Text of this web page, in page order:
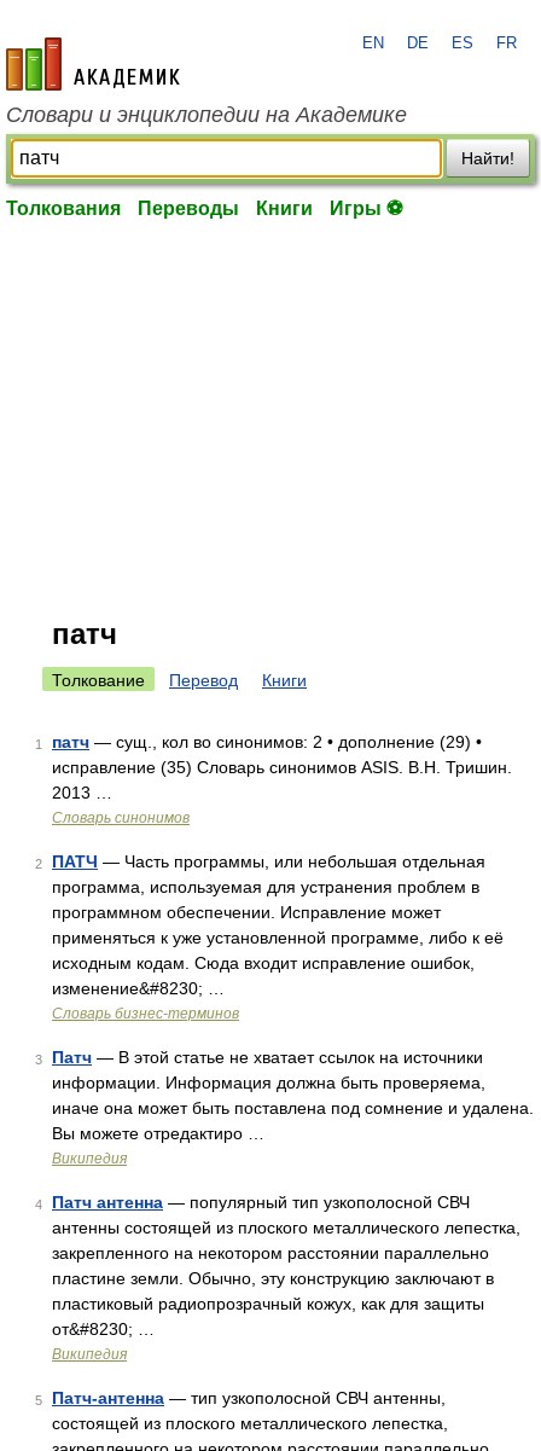
academic.ru
EN DE ES FR
Словари и энциклопедии на Академике
Найти!
Толкования Переводы Книги Игры ⚽
патч
Толкование Перевод Книги
1 патч — сущ., кол во синонимов: 2 • дополнение (29) •
исправление (35) Словарь синонимов ASIS. В.Н. Тришин.
2013 …
Словарь синонимов
2 ПАТЧ — Часть программы, или небольшая отдельная
программа, используемая для устранения проблем в
программном обеспечении. Исправление может
применяться к уже установленной программе, либо к её
исходным кодам. Сюда входит исправление ошибок,
изменение&#8230; …
Словарь бизнес-терминов
3 Патч — В этой статье не хватает ссылок на источники
информации. Информация должна быть проверяема,
иначе она может быть поставлена под сомнение и удалена.
Вы можете отредактиро …
Википедия
4 Патч антенна — популярный тип узкополосной СВЧ
антенны состоящей из плоского металлического лепестка,
закрепленного на некотором расстоянии параллельно
пластине земли. Обычно, эту конструкцию заключают в
пластиковый радиопрозрачный кожух, как для защиты
от&#8230; …
Википедия
5 Патч-антенна — тип узкополосной СВЧ антенны,
состоящей из плоского металлического лепестка,